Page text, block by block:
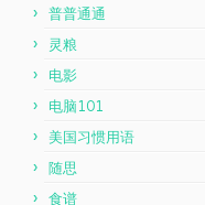
普普通通
灵粮
电影
电脑101
美国习惯用语
随思
食谱